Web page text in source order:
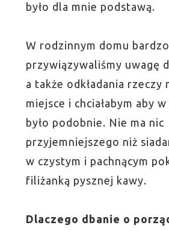
było dla mnie podstawą.
W rodzinnym domu bardzo
przywiązywaliśmy uwagę
a także odkładania rzeczy
miejsce i chciałabym aby
było podobnie. Nie ma nic
przyjemniejszego niż
w czystym i pachnącym
filiżanką pysznej kawy.
Dlaczego dbanie o